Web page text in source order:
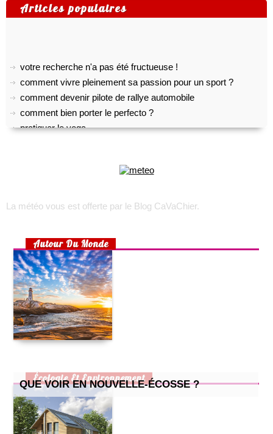
Articles populaires
choisir son appareil photo numérique
toulouse, lyon, marseille : les quartiers les plus accessibles
choisir un lit pour son bébé
préparer un lit douillet pour son bébé
aménager une chambre d’enfant pour 2 enfants
la maison écologique
cuisine pour enfants : 2 recettes simples et efficaces
petite cuisine : nos astuces !
comment prendre soin de son chat quand il attend des petits
La météo vous est offerte par le Blog CaVaChier.
Autour Du Monde
QUE VOIR EN NOUVELLE-ÉCOSSE ?
Écologie Et Environnement